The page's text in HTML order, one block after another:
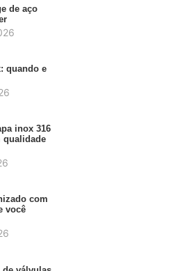
de aço
quando e
inox 316
qualidade
com
você